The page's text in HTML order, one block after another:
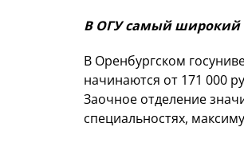
В ОГУ самый широкий
В Оренбургском
начинаются от 171 000
Заочное отделение
специальностях,